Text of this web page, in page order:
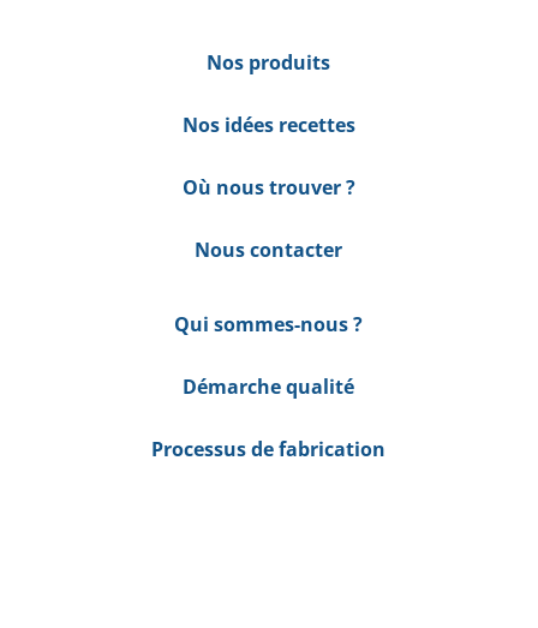
Nos produits
Nos idées recettes
Où nous trouver ?
Nous contacter
Qui sommes-nous ?
Démarche qualité
Processus de fabrication